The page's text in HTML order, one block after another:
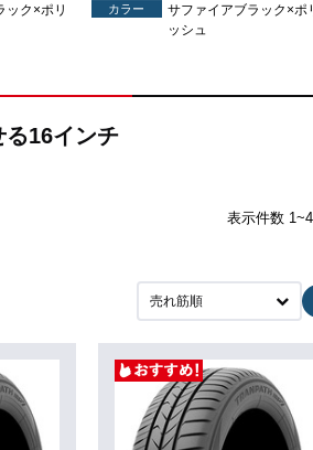
ック×ポリ
カラー
サファイアブラック×ポ
ッシュ
16インチ
表示件数
売れ筋順